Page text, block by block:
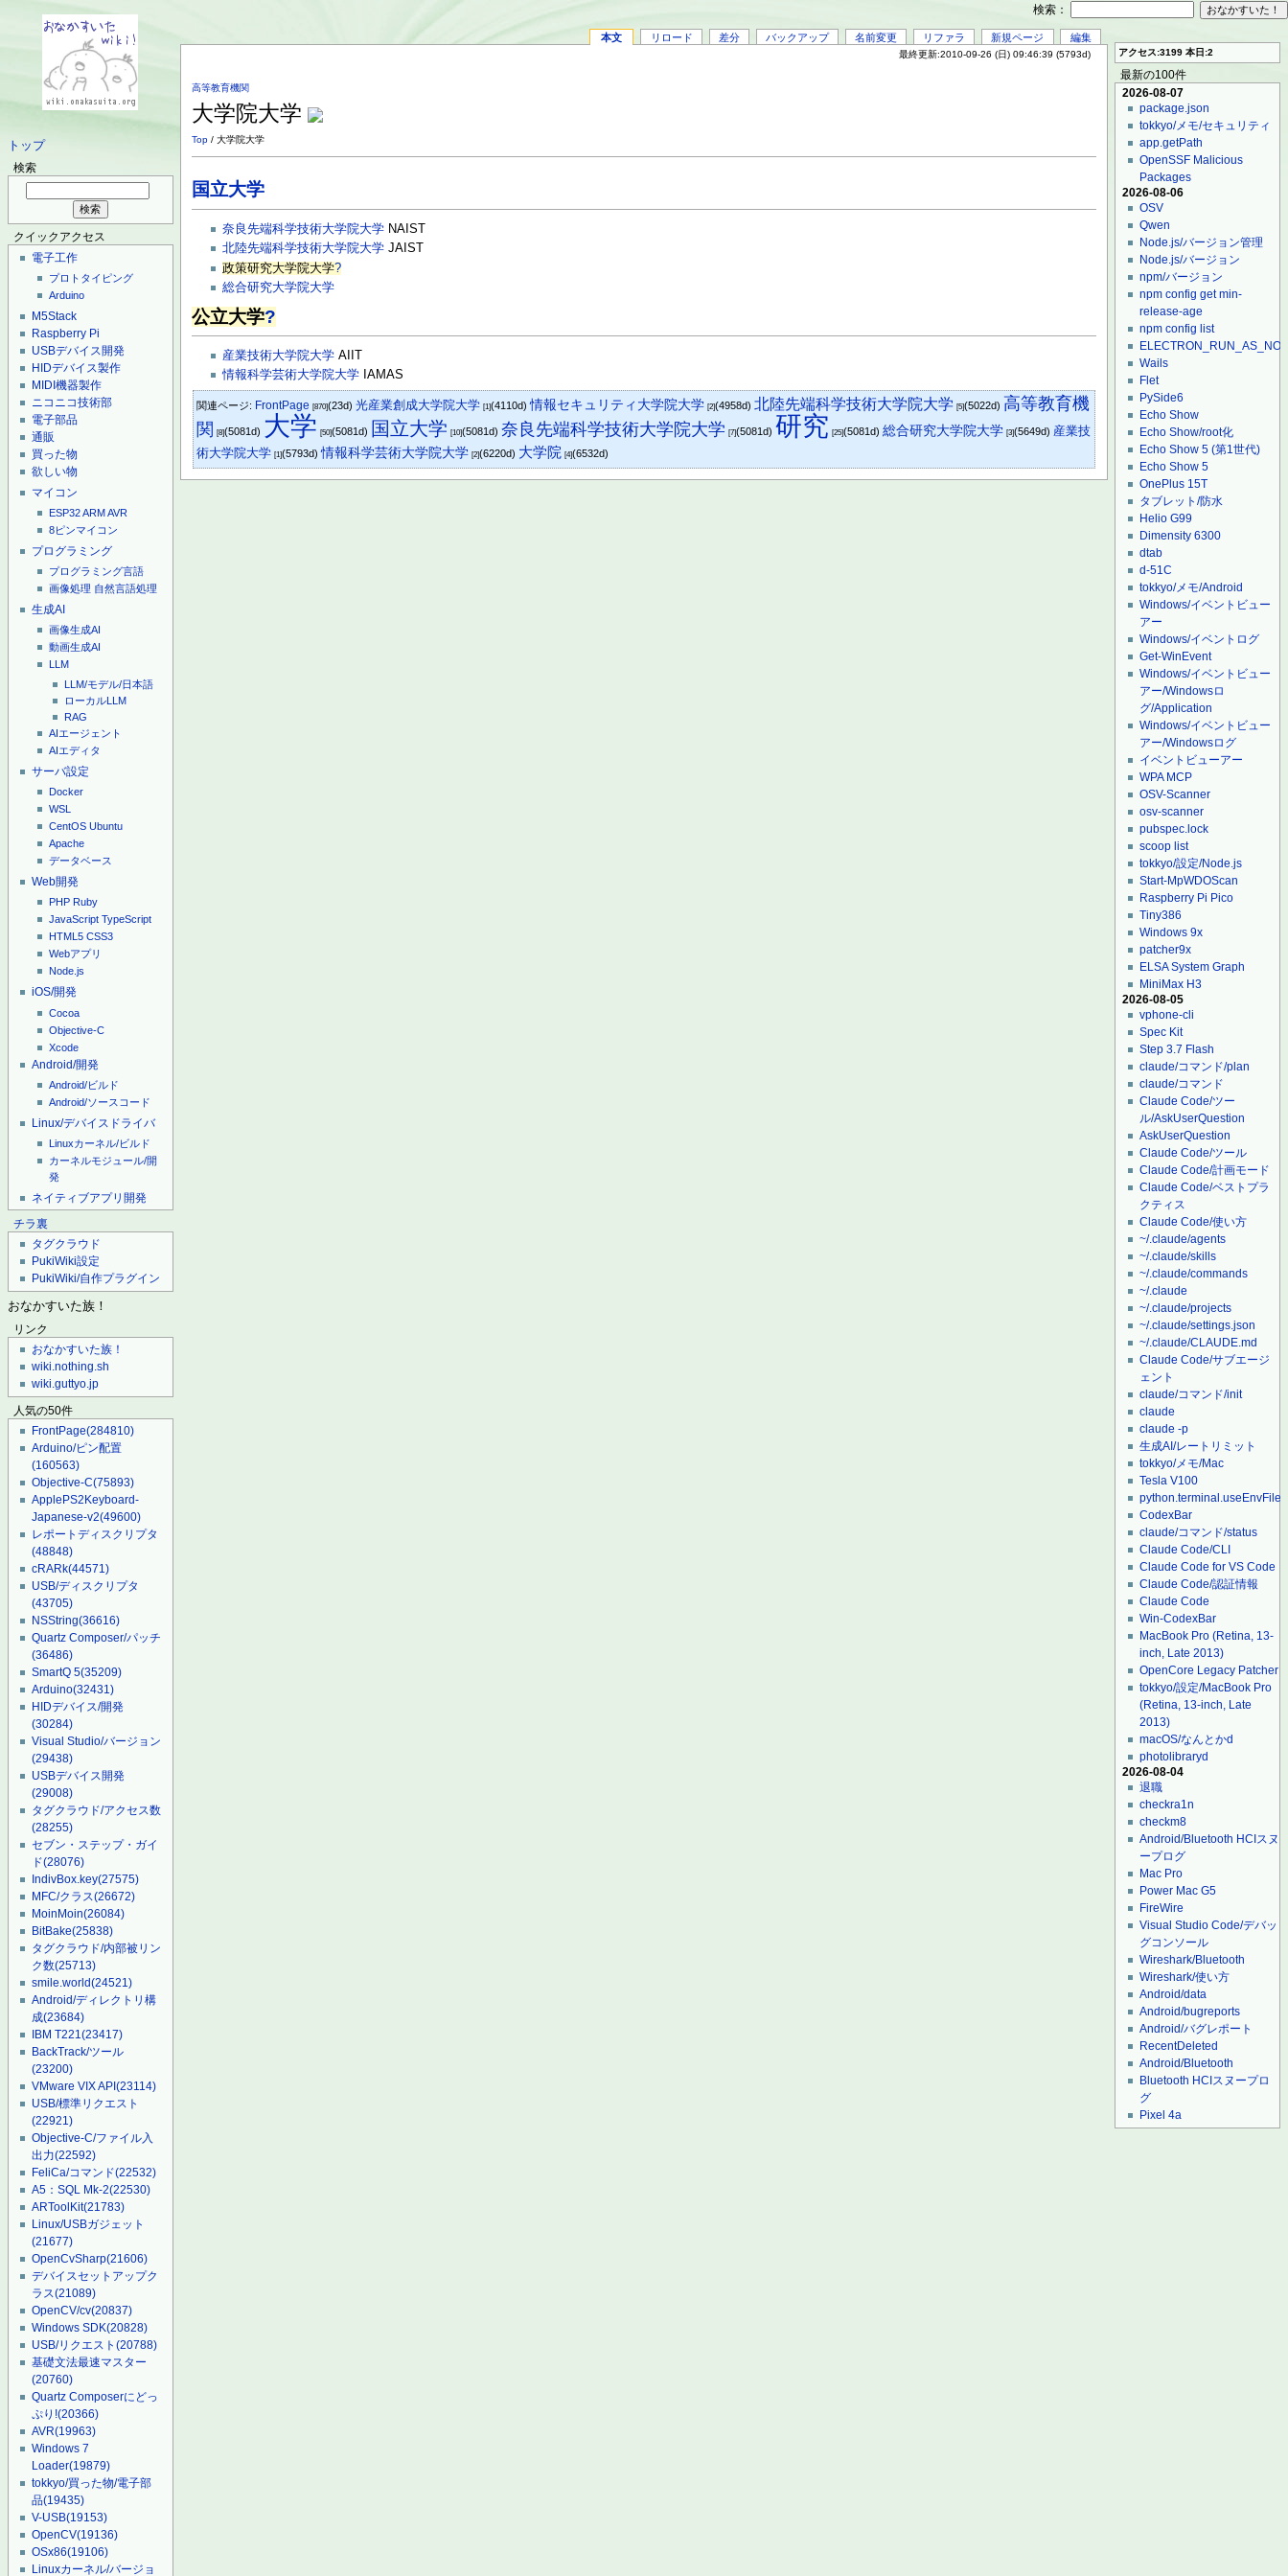
トップ
検索
クイックアクセス
電子工作
プロトタイピング
Arduino
M5Stack
Raspberry Pi
USBデバイス開発
HIDデバイス製作
MIDI機器製作
ニコニコ技術部
電子部品
通販
買った物
欲しい物
マイコン
ESP32ARMAVR
8ピンマイコン
プログラミング
プログラミング言語
画像処理 自然言語処理
生成AI
画像生成AI
動画生成AI
LLM
LLM/モデル/日本語
ローカルLLM
RAG
AIエージェント
AIエディタ
サーバ設定
Docker
WSL
CentOS Ubuntu
Apache
データベース
Web開発
PHP Ruby
JavaScript TypeScript
HTML5 CSS3
Webアプリ
Node.js
iOS/開発
Cocoa
Objective-C
Xcode
Android/開発
Android/ビルド
Android/ソースコード
Linux/デバイスドライバ
Linuxカーネル/ビルド
カーネルモジュール/開
発
ネイティブアプリ開発
チラ裏
タグクラウド
PukiWiki設定
PukiWiki/自作プラグイン
おなかすいた族！
リンク
おなかすいた族！
wiki.nothing.sh
wiki.guttyo.jp
人気の50件
FrontPage(284810)
Arduino/ピン配置
(160563)
Objective-C(75893)
ApplePS2Keyboard-
Japanese-v2(49600)
レポートディスクリプタ
(48848)
cRARk(44571)
USB/ディスクリプタ
(43705)
NSString(36616)
Quartz Composer/パッチ
(36486)
SmartQ 5(35209)
Arduino(32431)
HIDデバイス/開発
(30284)
Visual Studio/バージョン
(29438)
USBデバイス開発
(29008)
タグクラウド/アクセス数
(28255)
セブン・ステップ・ガイ
ド(28076)
IndivBox.key(27575)
MFC/クラス(26672)
MoinMoin(26084)
BitBake(25838)
タグクラウド/内部被リン
ク数(25713)
smile.world(24521)
Android/ディレクトリ構
成(23684)
IBM T221(23417)
BackTrack/ツール
(23200)
VMware VIX API(23114)
USB/標準リクエスト
(22921)
Objective-C/ファイル入
出力(22592)
FeliCa/コマンド(22532)
A5：SQL Mk-2(22530)
ARToolKit(21783)
Linux/USBガジェット
(21677)
OpenCvSharp(21606)
デバイスセットアップク
ラス(21089)
OpenCV/cv(20837)
Windows SDK(20828)
USB/リクエスト(20788)
基礎文法最速マスター
(20760)
Quartz Composerにどっ
ぷり!(20366)
AVR(19963)
Windows 7
Loader(19879)
tokkyo/買った物/電子部
品(19435)
V-USB(19153)
OpenCV(19136)
OSx86(19106)
Linuxカーネル/バージョ
本文 リロード 差分 バックアップ 名前変更 リファラ 新規ページ 編集
最終更新:2010-09-26 (日) 09:46:39 (5793d)
高等教育機関
大学院大学
Top / 大学院大学
国立大学
奈良先端科学技術大学院大学 NAIST
北陸先端科学技術大学院大学 JAIST
政策研究大学院大学?
総合研究大学院大学
公立大学?
産業技術大学院大学 AIIT
情報科学芸術大学院大学 IAMAS
関連ページ: FrontPage [870](23d)光産業創成大学院大学 [1](4110d)情報セキュリティ大学院大学 [2](4958d)北陸先端科学技術大学院大学 [5](5022d) 高等教育機
関
[8](5081d) 大学 [50](5081d) 国立大学 [10](5081d)奈良先端科学技術大学院大学 [7](5081d) 研究 [25](5081d)総合研究大学院大学 [3](5649d) 産業技
術大学院大学 [1](5793d)情報科学芸術大学院大学 [2](6220d) 大学院 [4](6532d)
アクセス:3199 本日:2
最新の100件
2026-08-07
package.json
tokkyo/メモ/セキュリティ
app.getPath
OpenSSF Malicious
Packages
2026-08-06
OSV
Qwen
Node.js/バージョン管理
Node.js/バージョン
npm/バージョン
npm config get min-
release-age
npm config list
Wails
Flet
PySide6
Echo Show
Echo Show/root化
Echo Show 5 (第1世代)
Echo Show 5
OnePlus 15T
タブレット/防水
Helio G99
Dimensity 6300
dtab
d-51C
tokkyo/メモ/Android
Windows/イベントビュー
アー
Windows/イベントログ
Get-WinEvent
Windows/イベントビュー
アー/Windowsロ
グ/Application
Windows/イベントビュー
アー/Windowsログ
イベントビューアー
WPA MCP
OSV-Scanner
osv-scanner
pubspec.lock
scoop list
tokkyo/設定/Node.js
Start-MpWDOScan
Raspberry Pi Pico
Tiny386
Windows 9x
patcher9x
ELSA System Graph
MiniMax H3
2026-08-05
vphone-cli
Spec Kit
Step 3.7 Flash
claude/コマンド/plan
claude/コマンド
Claude Code/ツー
ル/AskUserQuestion
AskUserQuestion
Claude Code/ツール
Claude Code/計画モード
Claude Code/ベストプラ
クティス
Claude Code/使い方
~/.claude/agents
~/.claude/skills
~/.claude/commands
~/.claude
~/.claude/projects
~/.claude/settings.json
~/.claude/CLAUDE.md
Claude Code/サブエージ
ェント
claude/コマンド/init
claude
claude -p
生成AI/レートリミット
tokkyo/メモ/Mac
Tesla V100
python.terminal.useEnvFile
CodexBar
claude/コマンド/status
Claude Code/CLI
Claude Code for VS Code
Claude Code/認証情報
Claude Code
Win-CodexBar
MacBook Pro (Retina, 13-
inch, Late 2013)
OpenCore Legacy Patcher
tokkyo/設定/MacBook Pro
(Retina, 13-inch, Late
2013)
macOS/なんとかd
photolibraryd
2026-08-04
退職
checkra1n
checkm8
Android/Bluetooth HCIスヌ
ープログ
Mac Pro
Power Mac G5
FireWire
Visual Studio Code/デバッ
グコンソール
Wireshark/Bluetooth
Wireshark/使い方
Android/data
Android/bugreports
Android/バグレポート
RecentDeleted
Android/Bluetooth
Bluetooth HCIスヌープロ
グ
Pixel 4a
検索：